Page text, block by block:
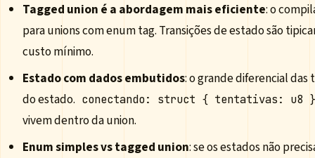
Tagged union é a abordagem mais eficiente: o
para unions com enum tag. Transições de estado são
custo mínimo.
Estado com dados embutidos: o grande diferencial
do estado. conectando: struct { tentativas: u8
vivem dentro da union.
Enum simples vs tagged union: se os estados não